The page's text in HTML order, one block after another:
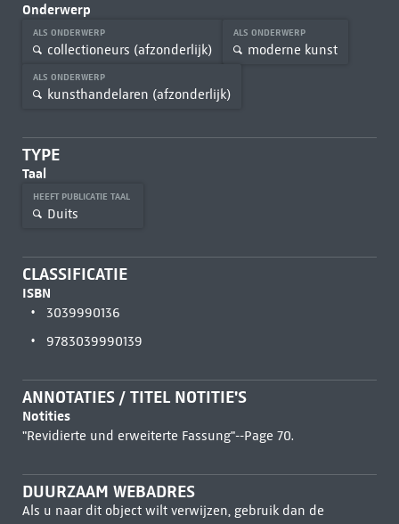
Onderwerp
ALS ONDERWERP
collectioneurs (afzonderlijk)
ALS ONDERWERP
moderne kunst
ALS ONDERWERP
kunsthandelaren (afzonderlijk)
TYPE
Taal
HEEFT PUBLICATIE TAAL
Duits
CLASSIFICATIE
ISBN
3039990136
9783039990139
ANNOTATIES / TITEL NOTITIE'S
Notities
"Revidierte und erweiterte Fassung"--Page 70.
DUURZAAM WEBADRES
Als u naar dit object wilt verwijzen, gebruik dan de